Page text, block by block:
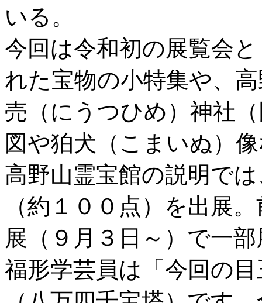
いる。
今回は令和初の展覧会
れた宝物の小特集や、
売（にうつひめ）神社
図や狛犬（こまいぬ）
高野山霊宝館の説明で
（約１００点）を出展
展（９月３日～）で一
福形学芸員は「今回の